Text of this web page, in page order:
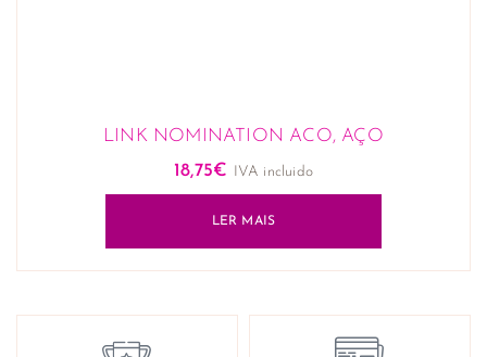
LINK NOMINATION ACO, AÇO
18,75€ IVA incluido
LER MAIS